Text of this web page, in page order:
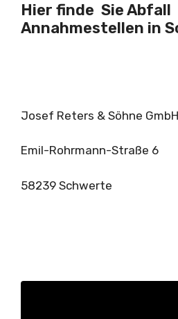
Hier finde Sie Abfall
Annahmestellen in
Josef Reters & Söhne GmbH
Emil-Rohrmann-Straße 6
58239 Schwerte